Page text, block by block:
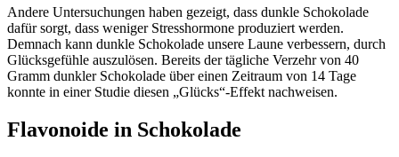
Andere Untersuchungen haben gezeigt, dass dunkle Schokolade
dafür sorgt, dass weniger Stresshormone produziert werden.
Demnach kann dunkle Schokolade unsere Laune verbessern, durch
Glücksgefühle auszulösen. Bereits der tägliche Verzehr von 40
Gramm dunkler Schokolade über einen Zeitraum von 14 Tage
konnte in einer Studie diesen „Glücks“-Effekt nachweisen.
Flavonoide in Schokolade